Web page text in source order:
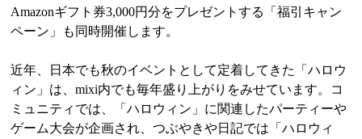
Amazonギフト券3,000円分をプレゼントする「福引キャン
ペーン」も同時開催します。
近年、日本でも秋のイベントとして定着してきた「ハロウ
ィン」は、mixi内でも毎年盛り上がりをみせています。コ
ミュニティでは、「ハロウィン」に関連したパーティーや
ゲーム大会が企画され、つぶやきや日記では「ハロウィ